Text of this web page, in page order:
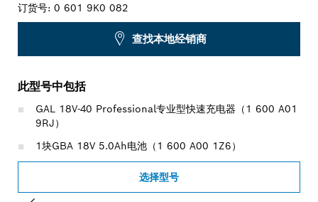
订货号: 0 601 9K0 082
查找本地经销商
此型号中包括
GAL 18V-40 Professional专业型快速充电器（1 600 A01
9RJ）
1块GBA 18V 5.0Ah电池（1 600 A00 1Z6）
选择型号